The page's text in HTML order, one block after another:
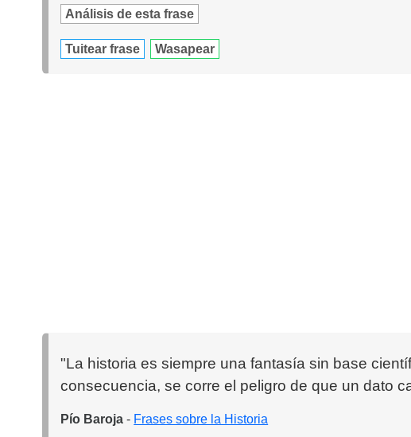
Análisis de esta frase
Tuitear frase Wasapear
"La historia es siempre una fantasía sin base
consecuencia, se corre el peligro de que un dato
Pío Baroja - Frases sobre la Historia